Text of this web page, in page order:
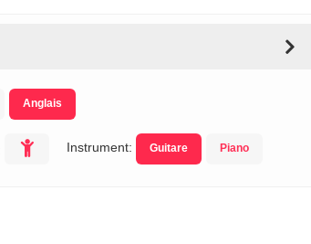
Anglais
Instrument: Guitare Piano